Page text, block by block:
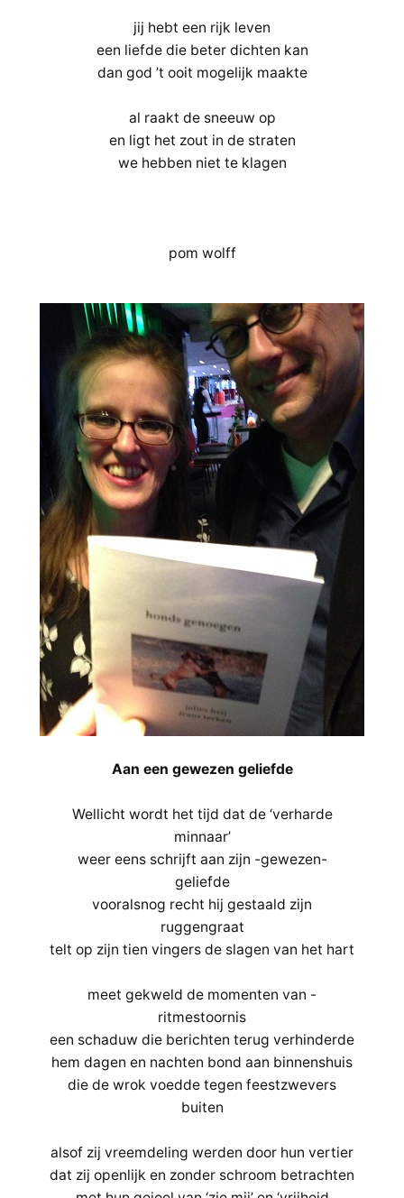
jij hebt een rijk leven
een liefde die beter dichten kan
dan god ’t ooit mogelijk maakte
al raakt de sneeuw op
en ligt het zout in de straten
we hebben niet te klagen
pom wolff
Aan een gewezen geliefde
Wellicht wordt het tijd dat de ‘verharde
minnaar’
weer eens schrijft aan zijn -gewezen-
geliefde
vooralsnog recht hij gestaald zijn
ruggengraat
telt op zijn tien vingers de slagen van het hart
meet gekweld de momenten van -
ritmestoornis
een schaduw die berichten terug verhinderde
hem dagen en nachten bond aan binnenshuis
die de wrok voedde tegen feestzwevers
buiten
alsof zij vreemdeling werden door hun vertier
dat zij openlijk en zonder schroom betrachten